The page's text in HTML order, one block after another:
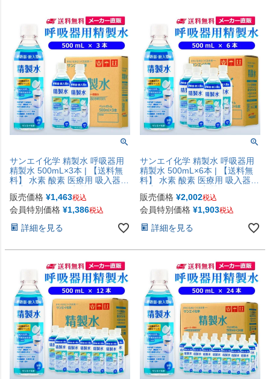
サンエイ化学 精製水 呼吸器用
精製水 500mL×3本 | 【送料無
料】 水素 酸素 医療用 吸入器
ーパップ 睡眠時 無呼吸症候群
SAS チャンバー 鼻うがい スチ
製水 純水 蒸留水 イオン交換水
販売価格 ¥1,463税込
会員特別価格 ¥1,386税込
詳細を見る
サンエイ化学 精製水 呼吸器用
精製水 500mL×6本 | 【送料無
料】 水素 酸素 医療用 吸入器
ーパップ 睡眠時 無呼吸症候群
SAS チャンバー 鼻うがい スチ
製水 純水 蒸留水 イオン交換水
販売価格 ¥2,002税込
会員特別価格 ¥1,903税込
詳細を見る